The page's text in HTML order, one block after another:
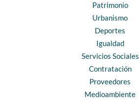
Patrimonio
Urbanismo
Deportes
Igualdad
Servicios Sociales
Contratación
Proveedores
Medioambiente